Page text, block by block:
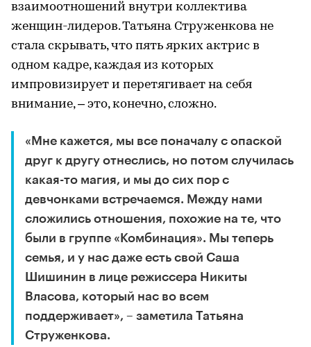
взаимоотношений внутри коллектива
женщин-лидеров. Татьяна Струженкова не
стала скрывать, что пять ярких актрис в
одном кадре, каждая из которых
импровизирует и перетягивает на себя
внимание, – это, конечно, сложно.
«Мне кажется, мы все поначалу с опаской
друг к другу отнеслись, но потом случилась
какая-то магия, и мы до сих пор с
девчонками встречаемся. Между нами
сложились отношения, похожие на те, что
были в группе «Комбинация». Мы теперь
семья, и у нас даже есть свой Саша
Шишинин в лице режиссера Никиты
Власова, который нас во всем
поддерживает», – заметила Татьяна
Струженкова.